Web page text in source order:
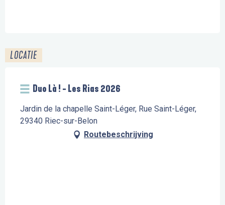
LOCATIE
Duo Là ! - Les Rias 2026
Jardin de la chapelle Saint-Léger, Rue Saint-Léger,
29340 Riec-sur-Belon
Routebeschrijving